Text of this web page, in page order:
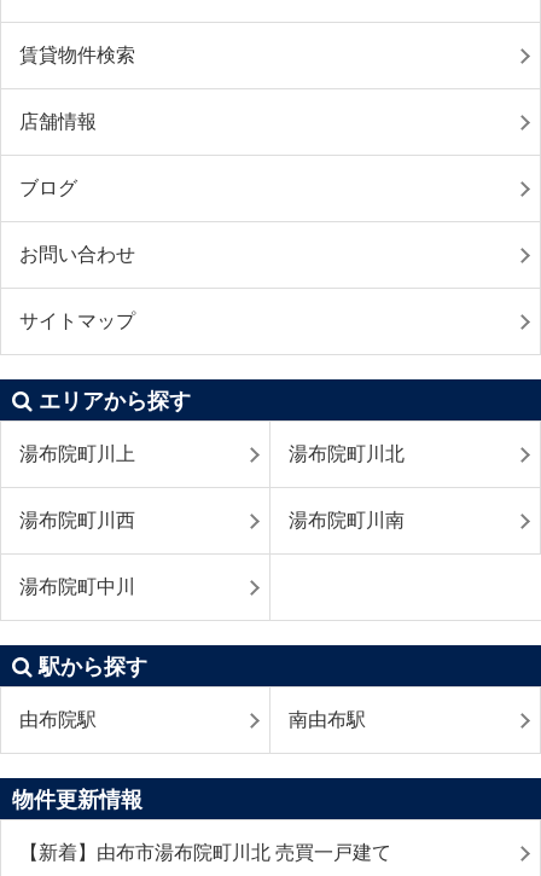
賃貸物件検索
店舗情報
ブログ
お問い合わせ
サイトマップ
エリアから探す
湯布院町川上 湯布院町川北
湯布院町川西 湯布院町川南
湯布院町中川
駅から探す
由布院駅 南由布駅
物件更新情報
【新着】由布市湯布院町川北 売買一戸建て